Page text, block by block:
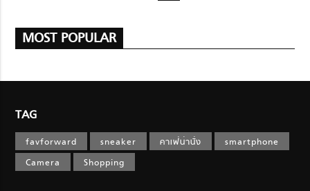
MOST POPULAR
TAG
favforward sneaker คาเฟ่น่านั่ง
smartphone
Camera
Shopping